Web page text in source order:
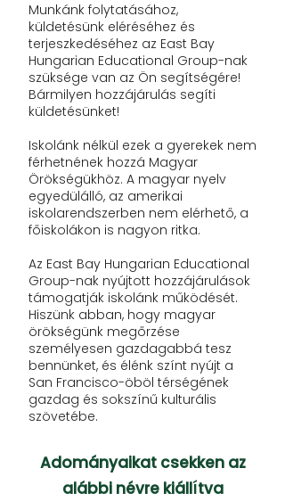
Munkánk folytatásához,
küldetésünk eléréséhez és
terjeszkedéséhez az East Bay
Hungarian Educational Group-nak
szüksége van az Ön segítségére!
Bármilyen hozzájárulás segíti
küldetésünket!
Iskolánk nélkül ezek a gyerekek nem
férhetnének hozzá Magyar
Örökségükhöz. A magyar nyelv
egyedülálló, az amerikai
iskolarendszerben nem elérhető, a
főiskolákon is nagyon ritka.
Az East Bay Hungarian Educational
Group-nak nyújtott hozzájárulások
támogatják iskolánk működését.
Hiszünk abban, hogy magyar
örökségünk megőrzése
személyesen gazdagabbá tesz
bennünket, és élénk színt nyújt a
San Francisco-öböl térségének
gazdag és sokszínű kulturális
szövetébe.
Adományaikat csekken az
alábbi névre kiállítva